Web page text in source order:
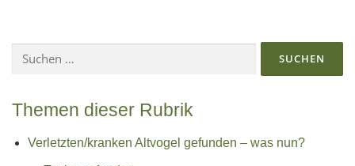
nach:
Themen dieser Rubrik
Verletzten/kranken Altvogel gefunden – was nun?